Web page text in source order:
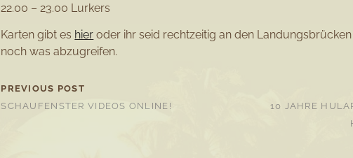
22.00 – 23.00 Lurkers
Karten gibt es hier oder ihr seid rechtzeitig an den
noch was abzugreifen.
PREVIOUS POST
SCHAUFENSTER VIDEOS ONLINE!
10 JAHRE